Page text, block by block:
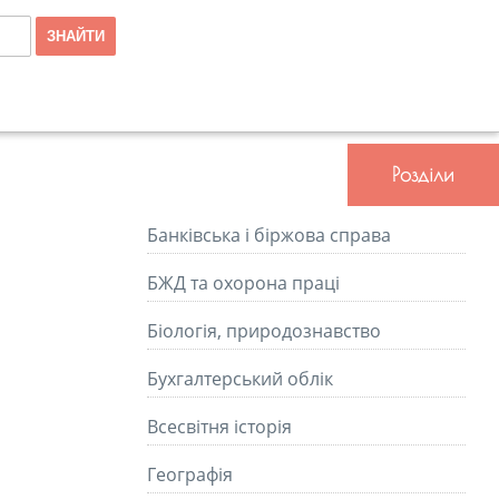
Розділи
Банківська і біржова справа
БЖД та охорона праці
Біологія, природознавство
Бухгалтерський облік
Всесвітня історія
Географія